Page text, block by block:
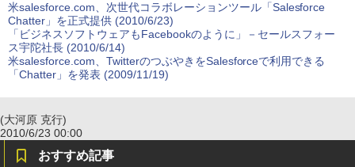
米salesforce.com、次世代コラボレーションツール「Salesforce
Chatter」を正式提供 (2010/6/23)
「ビジネスソフトウェアもFacebookのように」－セールスフォー
ス宇陀社長 (2010/6/14)
米salesforce.com、TwitterのつぶやきをSalesforceで利用できる
「Chatter」を発表 (2009/11/19)
(大河原 克行)
2010/6/23 00:00
おすすめ記事